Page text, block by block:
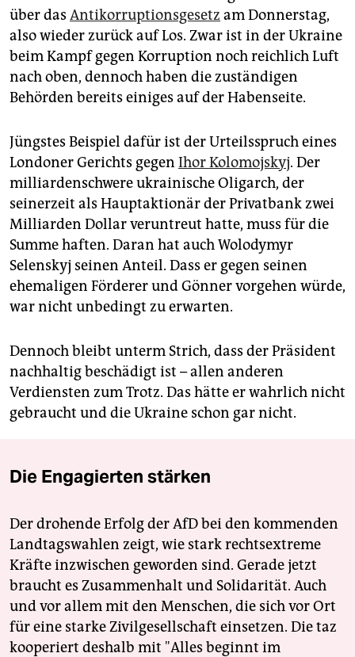
über das Antikorruptionsgesetz am Donnerstag,
also wieder zurück auf Los. Zwar ist in der Ukraine
beim Kampf gegen Korruption noch reichlich Luft
nach oben, dennoch haben die zuständigen
Behörden bereits einiges auf der Habenseite.
Jüngstes Beispiel dafür ist der Urteilsspruch eines
Londoner Gerichts gegen Ihor Kolomojskyj. Der
milliardenschwere ukrainische Oligarch, der
seinerzeit als Hauptaktionär der Privatbank zwei
Milliarden Dollar veruntreut hatte, muss für die
Summe haften. Daran hat auch Wolodymyr
Selenskyj seinen Anteil. Dass er gegen seinen
ehemaligen Förderer und Gönner vorgehen würde,
war nicht unbedingt zu erwarten.
Dennoch bleibt unterm Strich, dass der Präsident
nachhaltig beschädigt ist – allen anderen
Verdiensten zum Trotz. Das hätte er wahrlich nicht
gebraucht und die Ukraine schon gar nicht.
Die Engagierten stärken
Der drohende Erfolg der AfD bei den kommenden
Landtagswahlen zeigt, wie stark rechtsextreme
Kräfte inzwischen geworden sind. Gerade jetzt
braucht es Zusammenhalt und Solidarität. Auch
und vor allem mit den Menschen, die sich vor Ort
für eine starke Zivilgesellschaft einsetzen. Die taz
kooperiert deshalb mit "Alles beginnt im